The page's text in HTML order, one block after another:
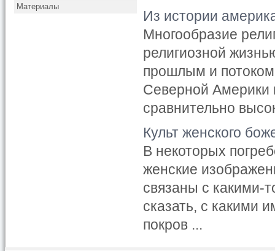
Материалы
Из истории
Многообразие
религиозной
прошлым и
Северной Америки
сравнительно
Культ женского
В некоторых
женские
связаны с какими-
сказать, с какими
покров ...